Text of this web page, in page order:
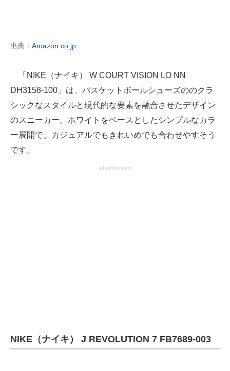
出典： Amazon.co.jp
「NIKE（ナイキ） W COURT VISION LO NN
DH3158-100」は、バスケットボールシューズののクラ
シックなスタイルと現代的な要素を融合させたデザイン
のスニーカー。ホワイトをベースとしたシンプルなカラ
ー展開で、カジュアルでもきれいめでも合わせやすそう
です。
advertisement
NIKE（ナイキ） J REVOLUTION 7 FB7689-003